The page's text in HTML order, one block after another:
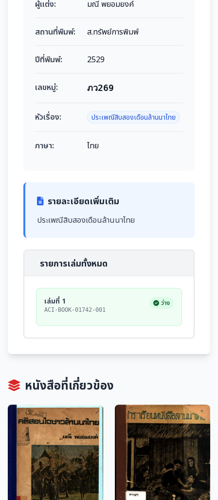
ผู้แต่ง: มณี พยอมยงค์
สถานที่พิมพ์: ส.ทรัพย์การพิมพ์
ปีที่พิมพ์: 2529
เลขหมู่: ภว269
หัวเรื่อง: ประเพณีสิบสองเดือนล้านนาไทย
ภาษา: ไทย
รายละเอียดเพิ่มเติม
ประเพณีสิบสองเดือนล้านนาไทย
รายการเล่มทั้งหมด
เล่มที่ 1
ACI-BOOK-01742-001
ว่าง
หนังสือที่เกี่ยวข้อง